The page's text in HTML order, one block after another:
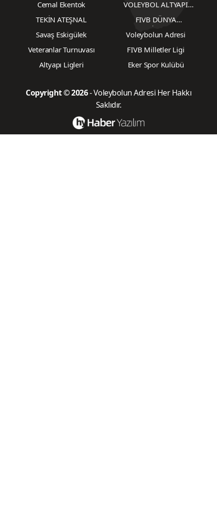
Cemal Ekentok
VOLEYBOL ALTYAPI
KARŞILAŞMALARI
TEKİN ATEŞNAL
FIVB DÜNYA
ŞAMPİYONASI
Savaş Eskigülek
Voleybolun Adresi
Veteranlar Turnuvası
FIVB Milletler Ligi
Altyapı Ligleri
Eker Spor Kulübü
Copyright © 2026- Voleybolun Adresi Her Hakkı
Saklıdır.